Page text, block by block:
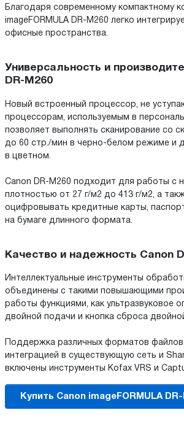
Благодаря современному компактному
imageFORMULA DR-M260 легко
офисные пространства.
Универсальность и
DR-M260
Новый встроенный процессор, не
процессорам, используемым в
позволяет выполнять сканирование со
до 60 стр./мин в черно-белом режиме и
в цветном.
Canon DR-M260 подходит для работы с
плотностью от 27 г/м2 до 413 г/м2, а
оцифровывать кредитные карты,
на бумаге длинного формата.
Качество и надежность Canon
Интеллектуальные инструменты
объединены с такими повышающими
работы функциями, как ультразвуковое
двойной подачи и кнопка сброса
Поддержка различных форматов
интеграцией в существующую сеть и
включены инструменты Kofax VRS и
Купить Canon imageFORMULA DR-